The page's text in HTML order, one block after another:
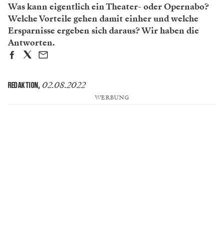
Was kann eigentlich ein Theater- oder Opernabo?
Welche Vorteile gehen damit einher und welche
Ersparnisse ergeben sich daraus? Wir haben die
Antworten.
REDAKTION, 02.08.2022
WERBUNG